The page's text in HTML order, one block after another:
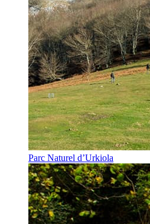
Parc Naturel d’Urkiola